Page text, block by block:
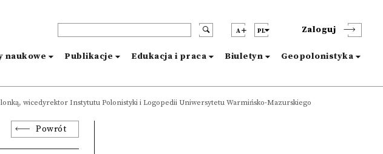
A PL Zaloguj
naukowe Publikacje Edukacja i praca Biuletyn Geopolonistyka
wicedyrektor Instytutu Polonistyki i Logopedii Uniwersytetu Warmińsko-Mazurskiego
Powrót